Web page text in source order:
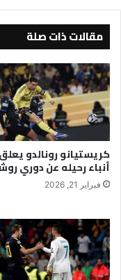
مقالات ذات صلة
كريستيانو رونالدو
أنباء رحيله عن دوري
فبراير 21, 2026